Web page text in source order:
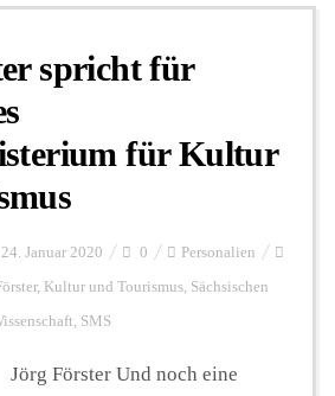
Beiträge
Podcast
spricht für
für Kultur
Januar 2020 0 Personalien
, Kultur und Tourismus, Sächsischen
, SMS
Jörg Förster Und noch eine